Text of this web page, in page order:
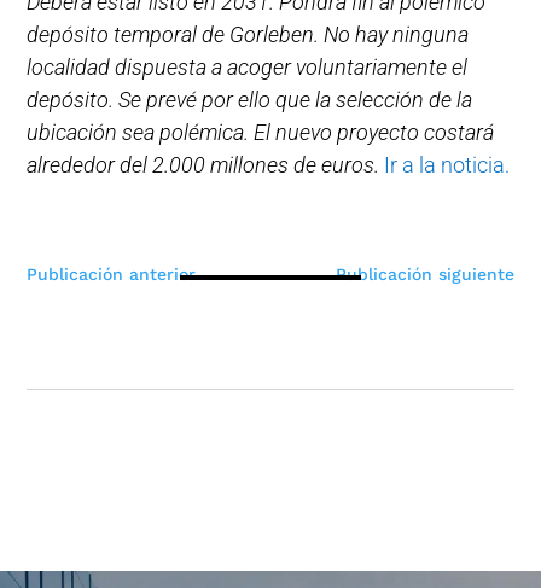
depósito temporal de Gorleben. No hay ninguna
localidad dispuesta a acoger voluntariamente el
depósito. Se prevé por ello que la selección de la
ubicación sea polémica. El nuevo proyecto costará
alrededor del 2.000 millones de euros. Ir a la noticia.
Navegación
Publicación anterior Publicación siguiente